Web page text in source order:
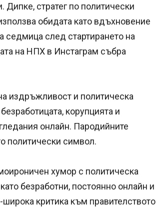
стратег по политически
обидата като вдъхновение
седмица след стартирането на
на НПХ в Инстаграм събра
издръжливост и политическа
корупцията и
онлайн. Пародийните
политически символ.
хумор с политическа
безработни, постоянно онлайн и
критика към правителството